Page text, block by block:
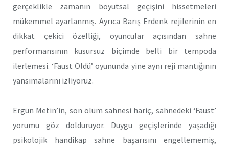
gerçeklikle zamanın boyutsal geçişini hissetmeleri
mükemmel ayarlanmış. Ayrıca Barış Erdenk rejilerinin en
dikkat çekici özelliği, oyuncular açısından sahne
performansının kusursuz biçimde belli bir tempoda
ilerlemesi. ‘Faust Öldü’ oyununda yine aynı reji mantığının
yansımalarını izliyoruz.
Ergün Metin’in, son ölüm sahnesi hariç, sahnedeki ‘Faust’
yorumu göz dolduruyor. Duygu geçişlerinde yaşadığı
psikolojik handikap sahne başarısını engellememiş,